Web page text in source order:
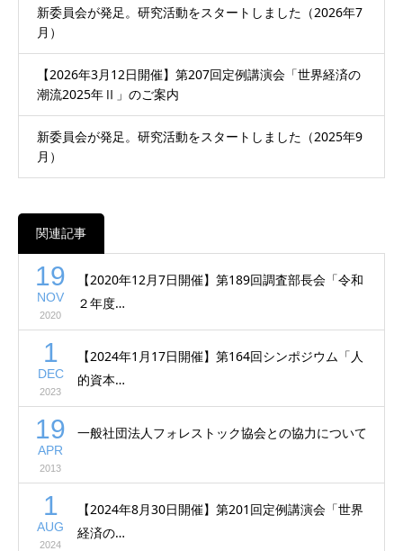
新委員会が発足。研究活動をスタートしました（2026年7
月）
【2026年3月12日開催】第207回定例講演会「世界経済の
潮流2025年Ⅱ」のご案内
新委員会が発足。研究活動をスタートしました（2025年9
月）
関連記事
19
NOV
2020
【2020年12月7日開催】第189回調査部長会「令和
２年度…
1
DEC
2023
【2024年1月17日開催】第164回シンポジウム「人
的資本…
19
APR
2013
一般社団法人フォレストック協会との協力について
1
AUG
2024
【2024年8月30日開催】第201回定例講演会「世界
経済の…